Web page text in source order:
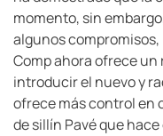
momento, sin
algunos
Comp ahora ofrece
introducir el nuevo y
ofrece más control en
de sillín Pavé que